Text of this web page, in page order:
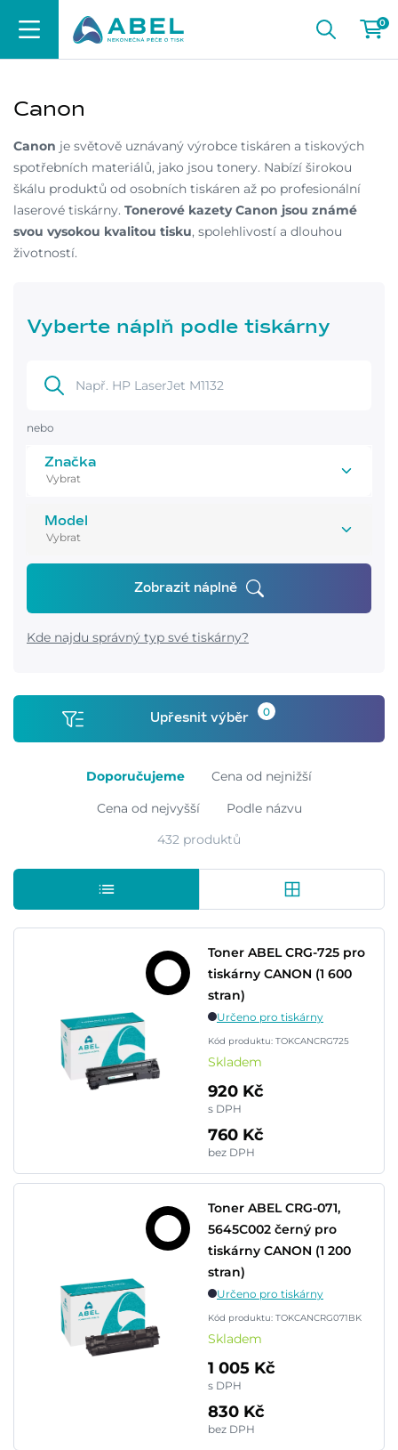
0
Canon
Canon je světově uznávaný výrobce tiskáren a tiskových
spotřebních materiálů, jako jsou tonery. Nabízí širokou
škálu produktů od osobních tiskáren až po profesionální
laserové tiskárny. Tonerové kazety Canon jsou známé
svou vysokou kvalitou tisku, spolehlivostí a dlouhou
životností.
Vyberte náplň podle tiskárny
nebo
Značka
Model
Zobrazit náplně
Kde najdu správný typ své tiskárny?
Upřesnit výběr 0
Doporučujeme
Cena od nejnižší
Cena od nejvyšší
Podle názvu
432 produktů
Toner ABEL CRG-725 pro
tiskárny CANON (1 600
stran)
Určeno pro tiskárny
Kód produktu: TOKCANCRG725
Skladem
920 Kč
s DPH
760 Kč
bez DPH
Toner ABEL CRG-071,
5645C002 černý pro
tiskárny CANON (1 200
stran)
Určeno pro tiskárny
Kód produktu: TOKCANCRG071BK
Skladem
1 005 Kč
s DPH
830 Kč
bez DPH